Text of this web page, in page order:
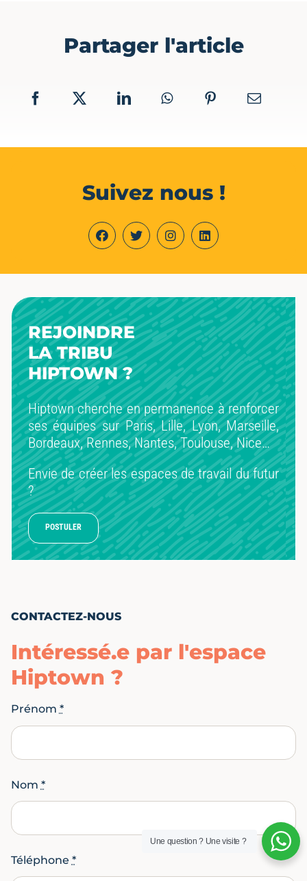
Partager l'article
Suivez nous !
REJOINDRE
LA TRIBU
HIPTOWN ?
Hiptown cherche en permanence à renforcer
ses équipes sur Paris, Lille, Lyon, Marseille,
Bordeaux, Rennes, Nantes, Toulouse, Nice…
Envie de créer les espaces de travail du futur
?
POSTULER
CONTACTEZ-NOUS
Intéressé.e par l'espace
Hiptown ?
Prénom *
Nom *
Téléphone *
Une question ? Une visite ?